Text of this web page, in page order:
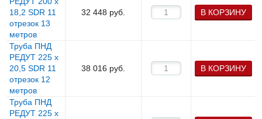
18,2 SDR 11
отрезок 13
метров
32 448 руб. В КОРЗИНУ
Труба ПНД
РЕДУТ 225 х
20,5 SDR 11
отрезок 12
метров
38 016 руб. В КОРЗИНУ
Труба ПНД
РЕДУТ 225 х